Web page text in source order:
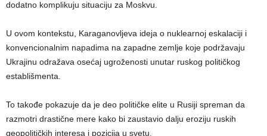
dodatno komplikuju situaciju za Moskvu.
U ovom kontekstu, Karaganovljeva ideja o nuklearnoj eskalaciji i
konvencionalnim napadima na zapadne zemlje koje podržavaju
Ukrajinu odražava osećaj ugroženosti unutar ruskog političkog
establišmenta.
To takođe pokazuje da je deo političke elite u Rusiji spreman da
razmotri drastične mere kako bi zaustavio dalju eroziju ruskih
geopolitičkih interesa i pozicija u svetu.